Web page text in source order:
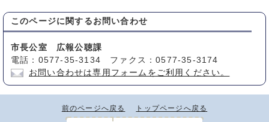
このページに関する お問い合わせ
市長公室 広報公聴課
電話：0577-35-3134 ファクス：0577-35-3174
お問い合わせは専用フォームをご利用ください。
前のページへ戻る トップページへ戻る